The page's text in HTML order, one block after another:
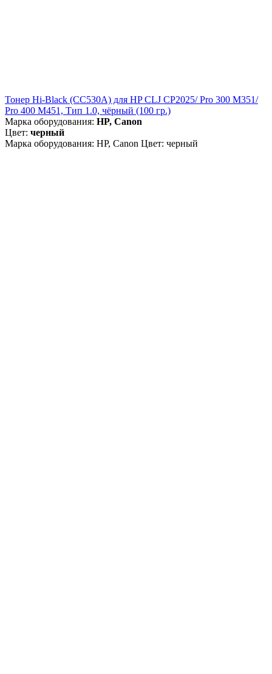
Тонер Hi-Black (CC530A) для HP CLJ CP2025/ Pro 300 M351/
Pro 400 M451, Тип 1.0, чёрный (100 гр.)
Марка оборудования: HP, Canon
Цвет: черный
Марка оборудования: HP, Canon Цвет: черный